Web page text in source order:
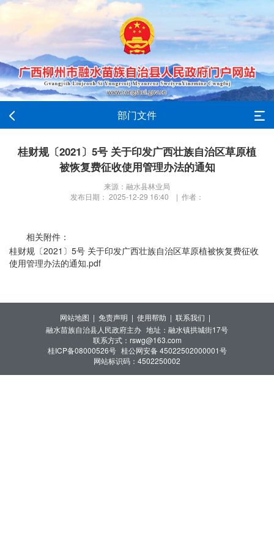
部门文件
桂财规〔2021〕5号 关于印发广西壮族自治区草原植
被恢复费征收使用管理办法的通知
来源：融水县林业局
发布日期： 2025-12-29 16:40 | 作者：
相关附件：
桂财规〔2021〕5号 关于印发广西壮族自治区草原植被恢复费征收
使用管理办法的通知.pdf
网站地图 | 免责声明 | 使用帮助 | 联系我们 |
融水苗族自治县人民政府主办 地址：融水镇拱城街17号
联系方式：rswg@163.com
桂ICP备08000526号 桂公网安备 45022502000001号
网站标识码：4502250002